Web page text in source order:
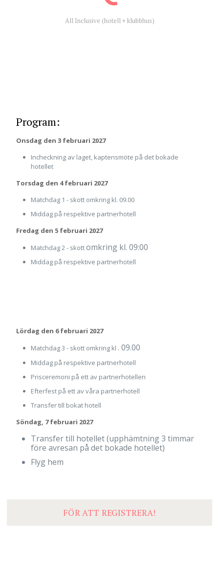
All Inclusive (hotell + klubbhus)
Program:
Onsdag den 3 februari 2027
Incheckning av laget, kaptensmöte på det bokade
hotellet
Torsdag den 4 februari 2027
Matchdag 1 - skott omkring kl. 09.00
Middag på respektive partnerhotell
Fredag den 5 februari 2027
Matchdag 2 - skottomkring kl. 09:00
Middag på respektive partnerhotell
Lördag den 6 februari 2027
Matchdag 3 - skott omkring kl . 09.00
Middag på respektive partnerhotell
Prisceremoni på ett av partnerhotellen
Efterfest på ett av våra partnerhotell
Transfer till bokat hotell
Söndag, 7 februari 2027
Transfer till hotellet (upphämtning 3 timmar
före avresan på det bokade hotellet)
Flyg hem
FÖR ATT REGISTRERA!